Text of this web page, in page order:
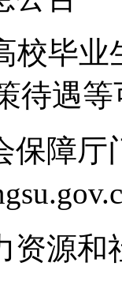
校毕
待遇
保障厅
资源和